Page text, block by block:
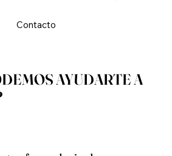
AYUDARTE A
Contacto